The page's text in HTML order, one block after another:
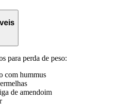
para perda de peso:
com hummus
de amendoim